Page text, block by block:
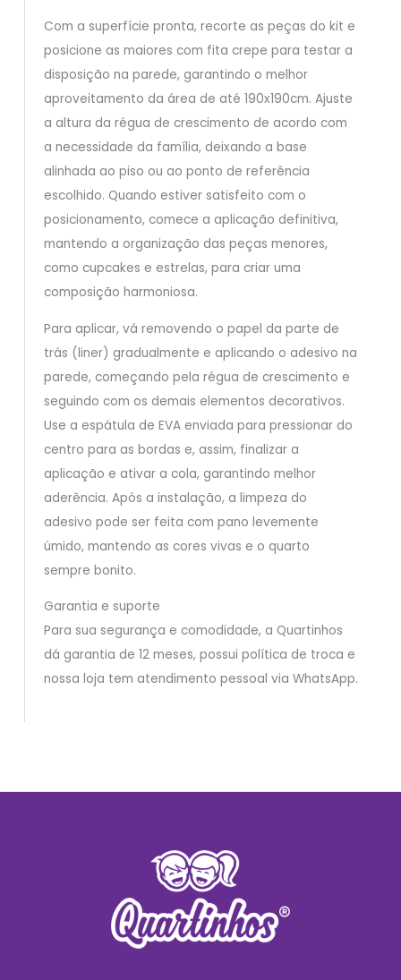
Com a superfície pronta, recorte as peças do kit e
posicione as maiores com fita crepe para testar a
disposição na parede, garantindo o melhor
aproveitamento da área de até 190x190cm. Ajuste
a altura da régua de crescimento de acordo com
a necessidade da família, deixando a base
alinhada ao piso ou ao ponto de referência
escolhido. Quando estiver satisfeito com o
posicionamento, comece a aplicação definitiva,
mantendo a organização das peças menores,
como cupcakes e estrelas, para criar uma
composição harmoniosa.
Para aplicar, vá removendo o papel da parte de
trás (liner) gradualmente e aplicando o adesivo na
parede, começando pela régua de crescimento e
seguindo com os demais elementos decorativos.
Use a espátula de EVA enviada para pressionar do
centro para as bordas e, assim, finalizar a
aplicação e ativar a cola, garantindo melhor
aderência. Após a instalação, a limpeza do
adesivo pode ser feita com pano levemente
úmido, mantendo as cores vivas e o quarto
sempre bonito.
Garantia e suporte
Para sua segurança e comodidade, a Quartinhos
dá garantia de 12 meses, possui política de troca e
nossa loja tem atendimento pessoal via WhatsApp.